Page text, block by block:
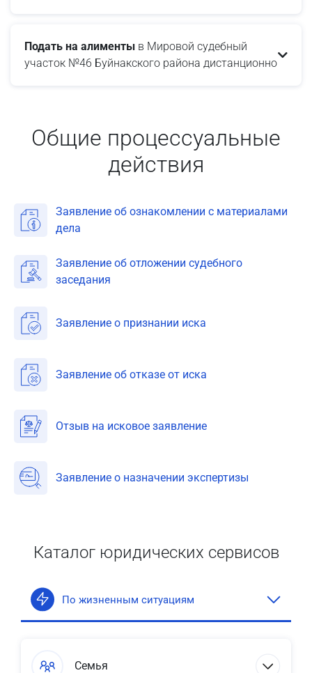
Подать на алименты в Мировой судебный
участок №46 Буйнакского района дистанционно
Общие процессуальные
действия
Заявление об ознакомлении с материалами
дела
Заявление об отложении судебного
заседания
Заявление о признании иска
Заявление об отказе от иска
Отзыв на исковое заявление
Заявление о назначении экспертизы
Каталог юридических сервисов
По жизненным ситуациям
Семья